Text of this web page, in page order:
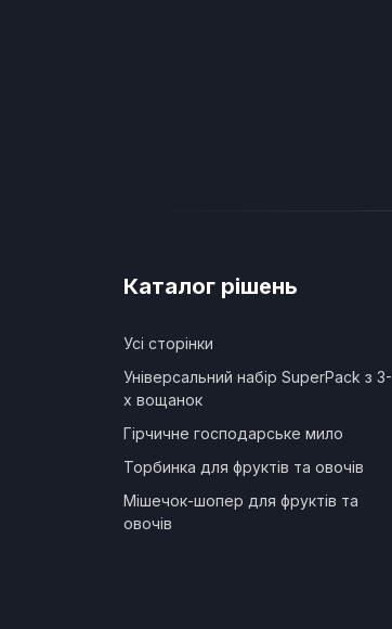
Каталог рішень
Усі сторінки
Універсальний набір SuperPack з 3-
х вощанок
Гірчичне господарське мило
Торбинка для фруктів та овочів
Мішечок-шопер для фруктів та
овочів